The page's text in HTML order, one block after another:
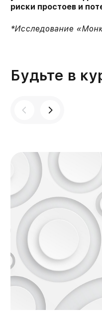
риски простоев и
*Исследование
Будьте в